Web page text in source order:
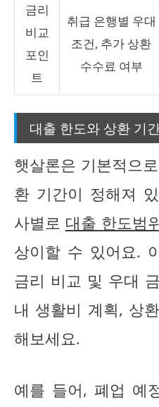
금리
비교
포인
트
취급 은행별 우대
조건, 추가 상환
수수료 여부
대출 한도와 상환 기
햇살론은 기본적으
환 기간이 정해져
사별로 대출 한도범
상이할 수 있어요.
금리 비교 및 우대
내 생활비 계획, 상
해보세요.
예를 들어, 폐업 예